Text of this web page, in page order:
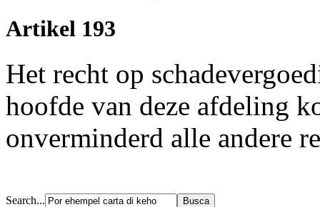
Artikel 193
Het recht op
hoofde van deze afdeling
onverminderd alle andere
Search...